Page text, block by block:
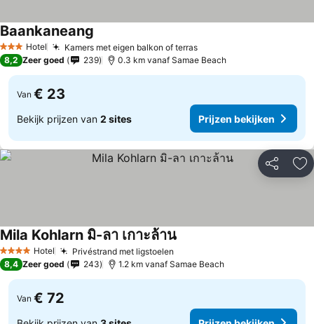
3 SterrenHotel Kamers met eigen balkon of terrasPrijzen bekijken
Baankaneang
8,2 Zeer goed 239 0.3 km vanaf Samae Beach
Van € 23
Bekijk prijzen van 2 sites Prijzen bekijken
Delen
4 SterrenHotel Privéstrand met ligstoelen
Mila Kohlarn มิ-ลา เกาะล้านPrijzen bekijken
8,4 Zeer goed 243 1.2 km vanaf Samae Beach
Van € 72